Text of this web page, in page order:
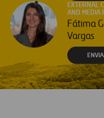
EXTERNAL
AND MEDIA
Fátima
Vargas